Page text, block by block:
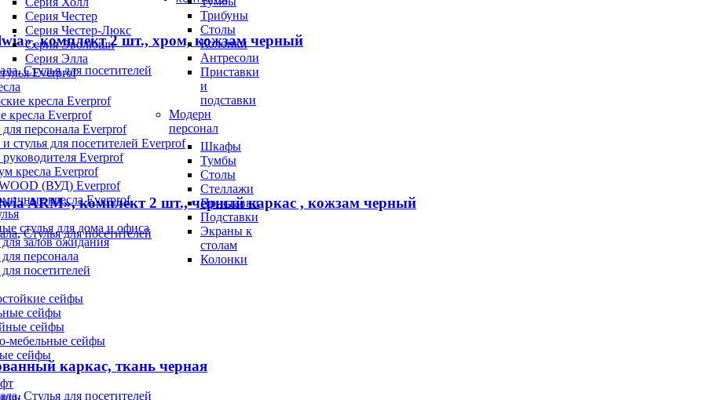
Серия Честер
Серия Честер-Люкс
Серия Эволюшн
Серия Элла
Everprof
кресла Everprof
кресла Everprof
персонала Everprof
стулья для посетителей Everprof
Everprof
кресла Everprof
(ВУД) Everprof
кресла Everprof
стулья для дома и офиса
для залов ожидания
персонала
посетителей
сейфы
сейфы
сейфы
мебельные сейфы
сейфы
Трибуны
Столы
Колонки
Антресоли
Приставки
и
подставки
Модерн
персонал
Шкафы
Тумбы
Столы
Стеллажи
Приставки
Подставки
Экраны к
столам
Колонки
комплект 2 шт., хром, кожзам черный
, Стулья для посетителей
ARM», комплект 2 шт., черный каркас , кожзам черный
, Стулья для посетителей
каркас, ткань черная
, Стулья для посетителей